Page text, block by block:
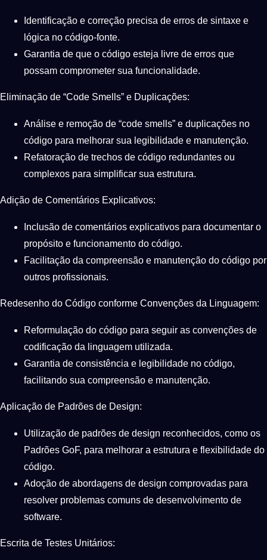
Identificação e correção precisa de erros de sintaxe e
lógica no código-fonte.
Garantia de que o código esteja livre de erros que
possam comprometer sua funcionalidade.
Eliminação de “Code Smells” e Duplicações:
Análise e remoção de “code smells” e duplicações no
código para melhorar sua legibilidade e manutenção.
Refatoração de trechos de código redundantes ou
complexos para simplificar sua estrutura.
Adição de Comentários Explicativos:
Inclusão de comentários explicativos para documentar o
propósito e funcionamento do código.
Facilitação da compreensão e manutenção do código por
outros profissionais.
Redesenho do Código conforme Convenções da Linguagem:
Reformulação do código para seguir as convenções de
codificação da linguagem utilizada.
Garantia de consistência e legibilidade no código,
facilitando sua compreensão e manutenção.
Aplicação de Padrões de Design:
Utilização de padrões de design reconhecidos, como os
Padrões GoF, para melhorar a estrutura e flexibilidade do
código.
Adoção de abordagens de design comprovadas para
resolver problemas comuns de desenvolvimento de
software.
Escrita de Testes Unitários: